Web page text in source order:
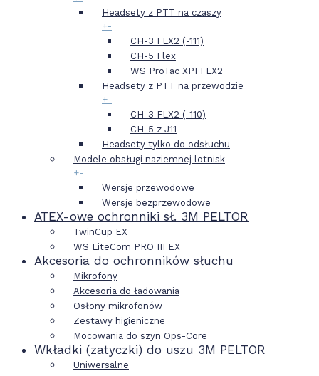
Headsety z PTT na czaszy
+-
CH-3 FLX2 (-111)
CH-5 Flex
WS ProTac XPI FLX2
Headsety z PTT na przewodzie
+-
CH-3 FLX2 (-110)
CH-5 z J11
Headsety tylko do odsłuchu
Modele obsługi naziemnej lotnisk
+-
Wersje przewodowe
Wersje bezprzewodowe
ATEX-owe ochronniki sł. 3M PELTOR
TwinCup EX
WS LiteCom PRO III EX
Akcesoria do ochronników słuchu
Mikrofony
Akcesoria do ładowania
Osłony mikrofonów
Zestawy higieniczne
Mocowania do szyn Ops-Core
Wkładki (zatyczki) do uszu 3M PELTOR
Uniwersalne